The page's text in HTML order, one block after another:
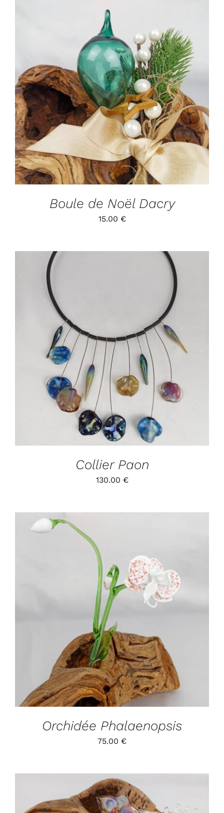
ADD TO CART
/
DÉTAILS
Boule de Noël Dacry
15.00 €
ADD TO CART
/
DÉTAILS
Collier Paon
130.00 €
ADD TO CART
Orchidée Phalaenopsis
75.00 €